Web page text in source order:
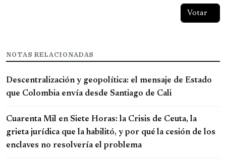
NOTAS RELACIONADAS
Descentralización y geopolítica: el mensaje de Estado
que Colombia envía desde Santiago de Cali
Cuarenta Mil en Siete Horas: la Crisis de Ceuta, la
grieta jurídica que la habilitó, y por qué la cesión de los
enclaves no resolvería el problema